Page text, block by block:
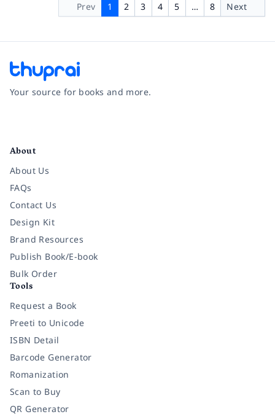
Prev 1 2 3 4 5 … 8 Next
Your source for books and more.
About
About Us
FAQs
Contact Us
Design Kit
Brand Resources
Publish Book/E-book
Bulk Order
Tools
Request a Book
Preeti to Unicode
ISBN Detail
Barcode Generator
Romanization
Scan to Buy
QR Generator